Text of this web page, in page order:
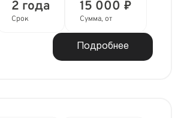
2 года
Срок
15 000 ₽
Сумма, от
Подробнее